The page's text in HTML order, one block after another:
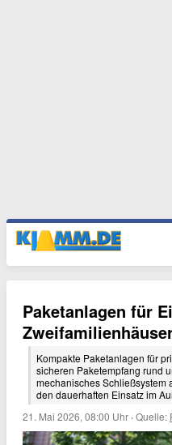
Paketanlagen für
Kompakte Paketanlagen für
sicheren Paketempfang rund
mechanisches Schließsystem
den dauerhaften Einsatz im
21. Mai 2026, 08:00 Uhr ·Quelle: